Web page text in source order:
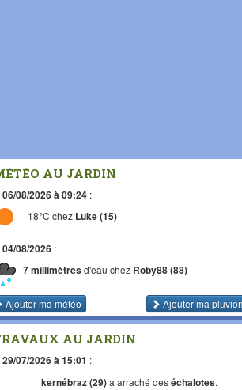
AU JARDIN
06/08/2026 à 09:24 :
18°C chez Luke (15)
04/08/2026 :
7 millimètresd'eau chez Roby88 (88)
Ajouter ma météo Ajouter ma
AU JARDIN
29/07/2026 à 15:01 :
kernébraz (29)a arraché deséchalotes.